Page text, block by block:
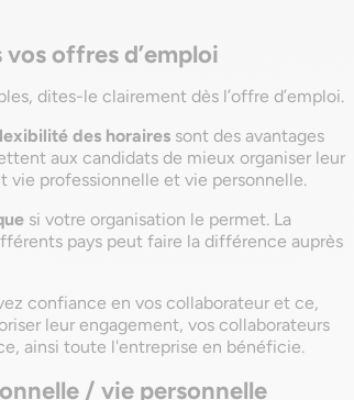
offres d’emploi
dites-le clairement dès l’offre d’emploi.
des horaires sont des avantages
aux candidats de mieux organiser leur
professionnelle et vie personnelle.
si votre organisation le permet. La
pays peut faire la différence auprès
confiance en vos collaborateur et ce,
leur engagement, vos collaborateurs
ainsi toute l'entreprise en bénéficie.
/ vie personnelle